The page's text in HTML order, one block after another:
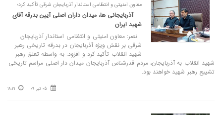
معاون امنیتی و انتظامی استاندار آذربایجان شرقی تأکید کرد؛
آذربایجانی‌ ها، میدان‌ داران اصلی آیین بدرقه آقای
شهید ایران
نصر: معاون امنیتی و انتظامی استاندار آذربایجان
شرقی بر نقش ویژه‌ آذربایجان در بدرقه تاریخی رهبر
شهید انقلاب تأکید کرد و افزود: به واسطه تعلق رهبر
شهید انقلاب به آذربایجان، مردم قدرشناس آذربایجان میدان دار اصلی مراسم تاریخی
تشییع رهبر شهید خواهند بود.
05 تیر 09 18:21